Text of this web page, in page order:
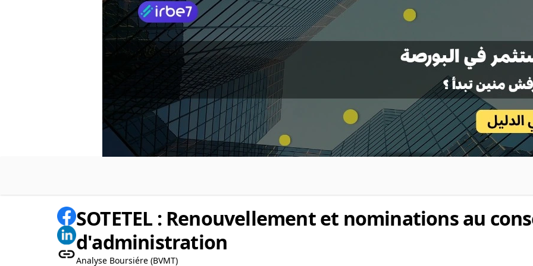
SOTETEL : Renouvellement et nominations au
d'administration
Analyse Boursiére (BVMT)